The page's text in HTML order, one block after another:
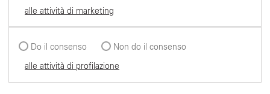
alle attività di marketing
Do il consenso
Non do il consenso
alle attività di profilazione